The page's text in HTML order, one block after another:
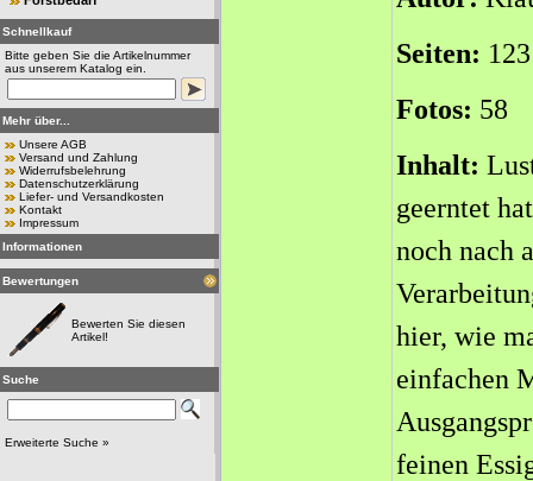
Schnellkauf
Bitte geben Sie die Artikelnummer
aus unserem Katalog ein.
Mehr über...
Unsere AGB
Versand und Zahlung
Widerrufsbelehrung
Datenschutzerklärung
Liefer- und Versandkosten
Kontakt
Impressum
Informationen
Bewertungen
Bewerten Sie diesen
Artikel!
Suche
Erweiterte Suche »
Seiten: 123
Fotos: 58
Inhalt:
geerntet
noch nach
hier, wie
einfachen
feinen